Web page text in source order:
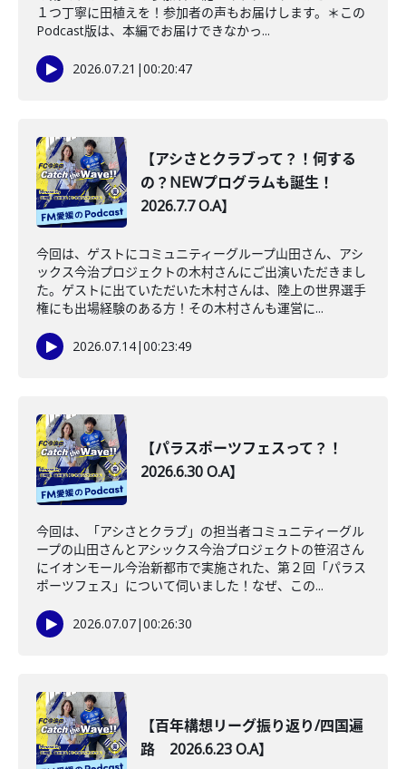
１つ丁寧に田植えを！参加者の声もお届けします。＊この
Podcast版は、本編でお届けできなかっ...
2026.07.21 |00:20:47
【アシさとクラブって？！何する
の？NEWプログラムも誕生！
2026.7.7 O.A】
今回は、ゲストにコミュニティーグループ山田さん、アシ
ックス今治プロジェクトの木村さんにご出演いただきまし
た。ゲストに出ていただいた木村さんは、陸上の世界選手
権にも出場経験のある方！その木村さんも運営に...
2026.07.14|00:23:49
【パラスポーツフェスって？！
2026.6.30 O.A】
今回は、「アシさとクラブ」の担当者コミュニティーグル
ープの山田さんとアシックス今治プロジェクトの笹沼さん
にイオンモール今治新都市で実施された、第２回「パラス
ポーツフェス」について伺いました！なぜ、この...
2026.07.07|00:26:30
【百年構想リーグ振り返り/四国遍
路 2026.6.23 O.A】